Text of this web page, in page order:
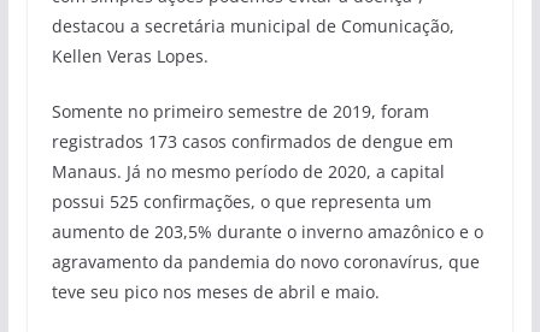
destacou a secretária municipal de Comunicação,
Kellen Veras Lopes.
Somente no primeiro semestre de 2019, foram
registrados 173 casos confirmados de dengue em
Manaus. Já no mesmo período de 2020, a capital
possui 525 confirmações, o que representa um
aumento de 203,5% durante o inverno amazônico e o
agravamento da pandemia do novo coronavírus, que
teve seu pico nos meses de abril e maio.